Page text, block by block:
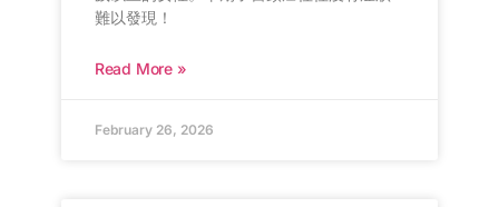
難以發現！
Read More »
February 26, 2026